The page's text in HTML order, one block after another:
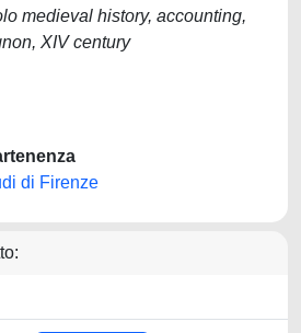
medieval history, accounting,
XIV century
di Firenze